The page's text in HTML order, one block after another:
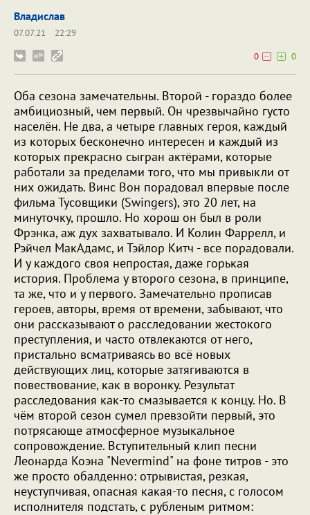
Владислав
07.07.21
22:29
0
0
Оба сезона замечательны. Второй - гораздо более
амбициозный, чем первый. Oн чрезвычайно густо
населён. Не два, а четыре главных героя, каждый
из которых бесконечно интересен и каждый из
которых прекрасно сыгран актёрами, которые
работали за пределами того, что мы привыкли от
них ожидать. Винс Вон порадовал впервые после
фильма Тусовщики (Swingers), это 20 лет, на
минуточку, прошло. Но хорош он был в роли
Фрэнка, аж дух захватывало. И Колин Фаррелл, и
Рэйчел МакАдамс, и Тэйлор Китч - все порадовали.
И у каждого своя непростая, даже горькая
история. Проблема у второго сезона, в принципе,
та же, что и у первого. Замечательно прописав
героев, авторы, время от времени, забывают, что
они рассказывают о расследовании жестокого
преступления, и часто отвлекаются от него,
пристально всматриваясь во всё новых
действующих лиц, которые затягиваются в
повествование, как в воронку. Результат
расследования как-то смазывается к концу. Но. В
чём второй сезон сумел превзойти первый, это
потрясающе атмосферное музыкальное
сопровождение. Вступительный клип песни
Леонарда Коэна "Nevermind" на фоне титров - это
же просто обалденно: отрывистая, резкая,
неуступчивая, опасная какая-то песня, с голосом
исполнителя подстать, с рубленым ритмом: